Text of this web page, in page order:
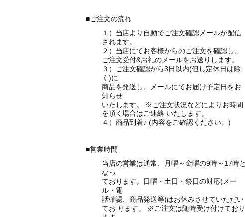
■ご注文の流れ
１）当店より自動でご注文確認メールが配信
されます。
２）当店にてお客様からのご注文を確認し、
ご注文受付&お礼のメールをお送りします。
３）ご注文確認から3日以内(但し定休日は除
く)に
商品を発送し、メールにてお届け予定日をお
知らせ
いたします。
※ご注文状況などによりお時間
を頂く場合はご連絡 いたします。
４）商品到着♪ (内容をご確認ください。)
■営業時間
当店の営業は通常、月曜～金曜の9時～17時と
なっ
ております。日曜・土日・祭日の対応(メー
ル・電
話確認、商品発送等)はお休みさせていただい
てお ります。
※ご注文は随時受け付けており